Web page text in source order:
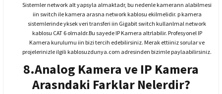
Sistemler network alt yapsyla almaktadr, bu nedenle kamerann alabilmesi
iin switch ile kamera arasna network kablosu ekilmelidir. p kamera
sistemlerinde yksek veri transferi iin Gigabit switch kullanlmal network
kablosu CAT 6 olmaldr.Bu sayede IP Kamera altrlabilir. Profesyonel IP
Kamera kurulumu iin bizi tercih edebilirsiniz. Merak ettiiniz sorular ve
projelerinizle ilgili kablosuzdunya.com adresinden bizimle paylaabilirsiniz.
8.Analog Kamera ve IP Kamera
Arasndaki Farklar Nelerdir?